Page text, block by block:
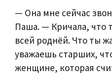
— Она мне сейчас
Паша. — Кричала, что
всей роднёй. Что ты
уважаешь старших,
женщине, которая